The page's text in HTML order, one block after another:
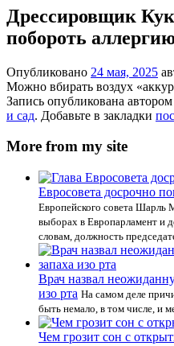
Дрессировщик
побороть
Опубликовано 24 мая, 2025
Можно вбирать воздух
Запись опубликована автором
и сад. Добавьте в закладки
More from my site
Евросовета досрочно
Европейского совета Шарль
выборах в Европарламент и
словам, должность
Врач назвал
изо рта На самом деле
быть немало, в том числе, и
Чем грозит сон с